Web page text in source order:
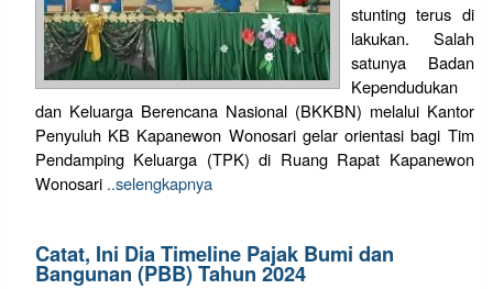
stunting terus di
lakukan. Salah
satunya Badan
Kependudukan
dan Keluarga Berencana Nasional (BKKBN) melalui Kantor
Penyuluh KB Kapanewon Wonosari gelar orientasi bagi Tim
Pendamping Keluarga (TPK) di Ruang Rapat Kapanewon
Wonosari ..selengkapnya
Catat, Ini Dia Timeline Pajak Bumi dan
Bangunan (PBB) Tahun 2024